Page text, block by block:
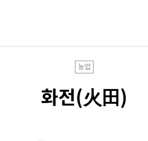
농업
화전(火田)